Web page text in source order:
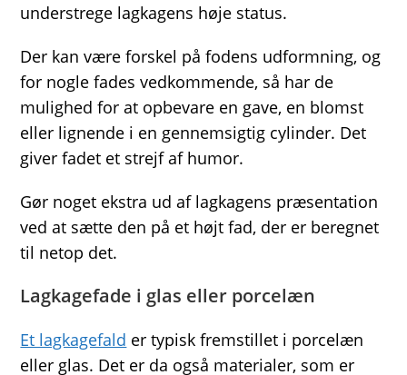
understrege lagkagens høje status.
Der kan være forskel på fodens udformning, og
for nogle fades vedkommende, så har de
mulighed for at opbevare en gave, en blomst
eller lignende i en gennemsigtig cylinder. Det
giver fadet et strejf af humor.
Gør noget ekstra ud af lagkagens præsentation
ved at sætte den på et højt fad, der er beregnet
til netop det.
Lagkagefade i glas eller porcelæn
Et lagkagefald er typisk fremstillet i porcelæn
eller glas. Det er da også materialer, som er